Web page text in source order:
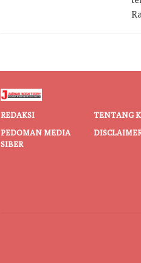
REDAKSI TENTANG
PEDOMAN MEDIA
SIBER